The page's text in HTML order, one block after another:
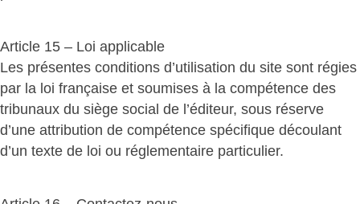
Article 15 – Loi applicable
Les présentes conditions d’utilisation du site sont régies
par la loi française et soumises à la compétence des
tribunaux du siège social de l’éditeur, sous réserve
d’une attribution de compétence spécifique découlant
d’un texte de loi ou réglementaire particulier.